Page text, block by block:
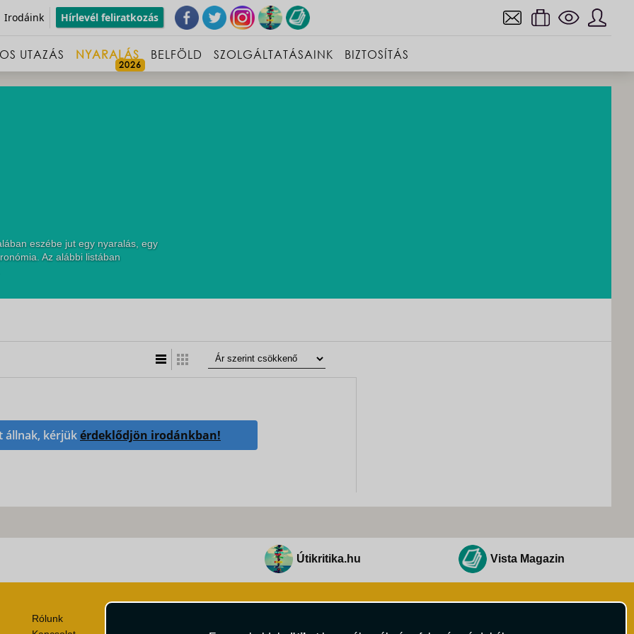
Irodáink Hírlevél feliratkozás
UTAZÁS NYARALÁS BELFÖLD SZOLGÁLTATÁSAINK BIZTOSÍTÁS
eszébe jut egy nyaralás, egy
Az alábbi listában
állnak, kérjükérdeklődjön irodánkban!
Útikritika.hu Vista Magazin
Rólunk